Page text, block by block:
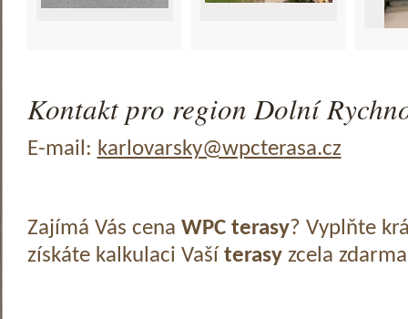
Kontakt pro region Dolní
E-mail: karlovarsky@wpcterasa.cz
Zajímá Vás cena WPC terasy? Vyplňte
získáte kalkulaci Vaší terasyzcela